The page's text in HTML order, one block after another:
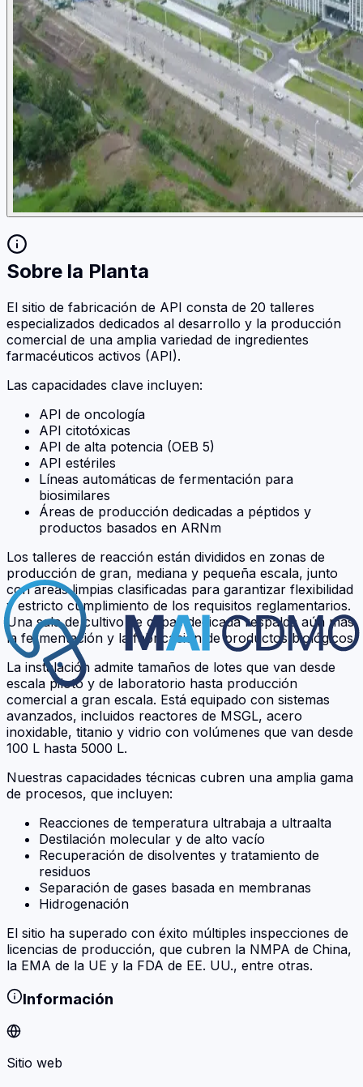
Sobre la Planta
El sitio de fabricación de API consta de 20 talleres
especializados dedicados al desarrollo y la producción
comercial de una amplia variedad de ingredientes
farmacéuticos activos (API).
Las capacidades clave incluyen:
API de oncología
API citotóxicas
API de alta potencia (OEB 5)
API estériles
Líneas automáticas de fermentación para
biosimilares
Áreas de producción dedicadas a péptidos y
productos basados en ARNm
Los talleres de reacción están divididos en zonas de
producción de gran, mediana y pequeña escala, junto
con áreas limpias clasificadas para garantizar flexibilidad
y estricto cumplimiento de los requisitos reglamentarios.
Una sala de cultivo de cepas dedicada respalda aún más
la fermentación y la fabricación de productos biológicos.
La instalación admite tamaños de lotes que van desde
escala piloto y de laboratorio hasta producción
comercial a gran escala. Está equipado con sistemas
avanzados, incluidos reactores de MSGL, acero
inoxidable, titanio y vidrio con volúmenes que van desde
100 L hasta 5000 L.
Nuestras capacidades técnicas cubren una amplia gama
de procesos, que incluyen:
Reacciones de temperatura ultrabaja a ultraalta
Destilación molecular y de alto vacío
Recuperación de disolventes y tratamiento de
residuos
Separación de gases basada en membranas
Hidrogenación
El sitio ha superado con éxito múltiples inspecciones de
licencias de producción, que cubren la NMPA de China,
la EMA de la UE y la FDA de EE. UU., entre otras.
Información
Sitio web